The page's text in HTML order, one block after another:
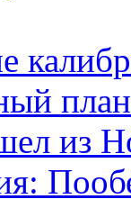
из